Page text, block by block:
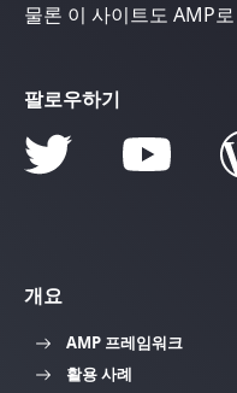
물론 이 사이트도 AMP
팔로우하기
개요
AMP 프레임워크
활용 사례